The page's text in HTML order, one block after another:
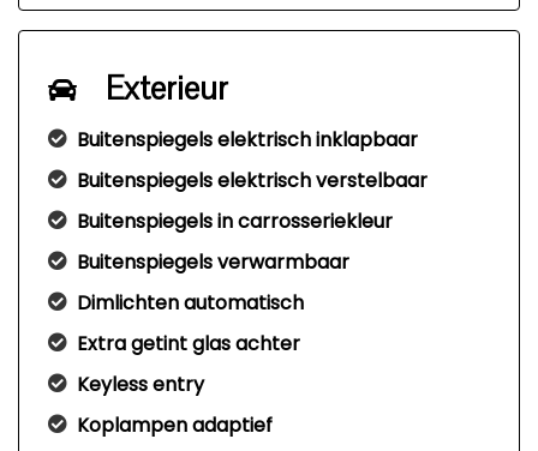
Exterieur
Buitenspiegels elektrisch inklapbaar
Buitenspiegels elektrisch verstelbaar
Buitenspiegels in carrosseriekleur
Buitenspiegels verwarmbaar
Dimlichten automatisch
Extra getint glas achter
Keyless entry
Koplampen adaptief